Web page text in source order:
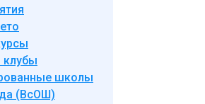
клубы
школы
(ВсОШ)